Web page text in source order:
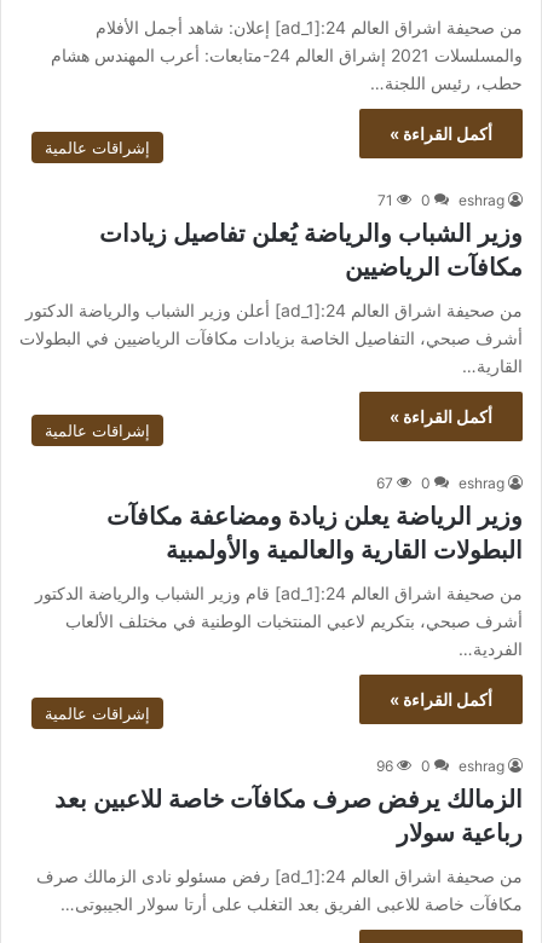
من صحيفة اشراق العالم 24:[ad_1] إعلان: شاهد أجمل الأفلام
والمسلسلات 2021 إشراق العالم 24-متابعات: أعرب المهندس هشام
حطب، رئيس اللجنة…
أكمل القراءة »
إشراقات عالمية
eshrag
0
71
وزير الشباب والرياضة يُعلن تفاصيل زيادات
مكافآت الرياضيين
من صحيفة اشراق العالم 24:[ad_1] أعلن وزير الشباب والرياضة الدكتور
أشرف صبحي، التفاصيل الخاصة بزيادات مكافآت الرياضيين في البطولات
القارية…
أكمل القراءة »
إشراقات عالمية
eshrag
0
67
وزير الرياضة يعلن زيادة ومضاعفة مكافآت
البطولات القارية والعالمية والأولمبية
من صحيفة اشراق العالم 24:[ad_1] قام وزير الشباب والرياضة الدكتور
أشرف صبحي، بتكريم لاعبي المنتخبات الوطنية في مختلف الألعاب
الفردية…
أكمل القراءة »
إشراقات عالمية
eshrag
0
96
الزمالك يرفض صرف مكافآت خاصة للاعبين بعد
رباعية سولار
من صحيفة اشراق العالم 24:[ad_1] رفض مسئولو نادى الزمالك صرف
مكافآت خاصة للاعبى الفريق بعد التغلب على أرتا سولار الجيبوتى…